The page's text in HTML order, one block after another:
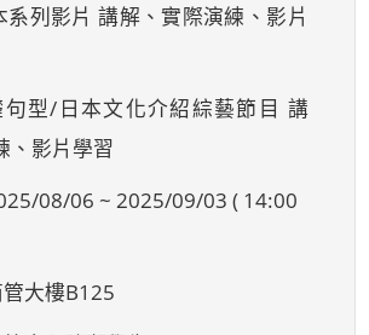
系列影片 講解、實際演練、影片
型/日本文化介紹綜藝節目 講
、影片學習
08/06 ~ 2025/09/03 ( 14:00
大樓B125